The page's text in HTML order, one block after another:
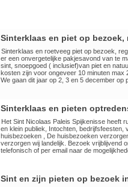
Sinterklaas en piet op bezoek,
Sinterklaas en roetveeg piet op bezoek,
er een onvergetelijke pakjesavond van te
sint, snoepgoed ( inclusief)van piet en
kosten zijn voor ongeveer 10 minuten max
We gaan dit jaar op 2, 3 en 5 december op
Sinterklaas en pieten
Het Sint Nicolaas Paleis Spijkenisse heeft
en klein publiek, Intochten, bedrijfsfeesten,
huisbezoeken , De huisbezoeken
verzorgen wij landelijk. Bezoek vrijblijvend
telefonisch of per email naar de
Sint en zijn pieten op bezoek